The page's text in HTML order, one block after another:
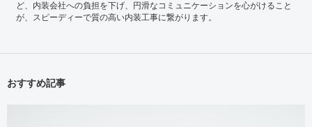
ど、内装会社への負担を下げ、円滑なコミュニケーションを心がけること
が、スピーディーで質の高い内装工事に繋がります。
おすすめ記事